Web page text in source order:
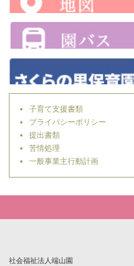
子育て支援書類
プライバシーポリシー
提出書類
苦情処理
一般事業主行動計画
社会福祉法人端山園